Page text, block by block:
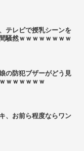
テレビで授乳シーンを
騒然ｗｗｗｗｗｗｗｗ
の防犯ブザーがどう見
ｗｗｗｗｗｗ
、お前ら程度ならワン